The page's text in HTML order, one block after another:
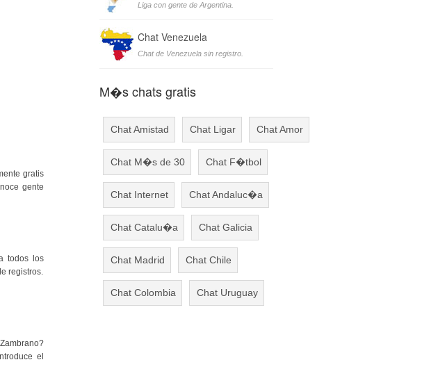
gratis
gente
todos los
registros.
el
Liga con gente de Argentina.
Chat Venezuela
Chat de Venezuela sin registro.
M�s chats gratis
Chat Amistad Chat Ligar Chat Amor
Chat M�s de 30 Chat F�tbol
Chat Internet Chat Andaluc�a
Chat Catalu�a Chat Galicia
Chat Madrid Chat Chile
Chat Colombia Chat Uruguay